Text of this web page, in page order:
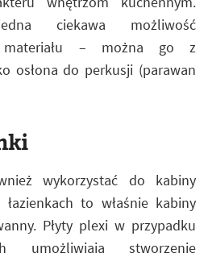
ciekawa możliwość
materiału – można go z
osłona do perkusji (parawan
wykorzystać do kabiny
to właśnie kabiny
Płyty plexi w przypadku
umożliwiają stworzenie